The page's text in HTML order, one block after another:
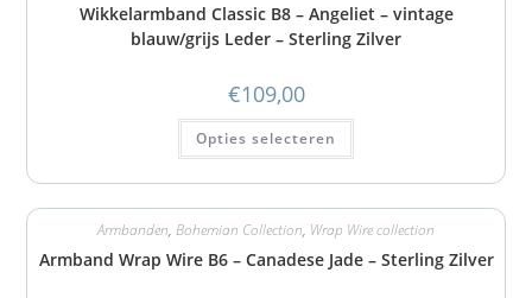
Wikkelarmband Classic B8 – Angeliet – vintage
blauw/grijs Leder – Sterling Zilver
€109,00
Opties selecteren
Armbanden, Bohemian Collection, Wrap Wire collection
Armband Wrap Wire B6 – Canadese Jade – Sterling Zilver